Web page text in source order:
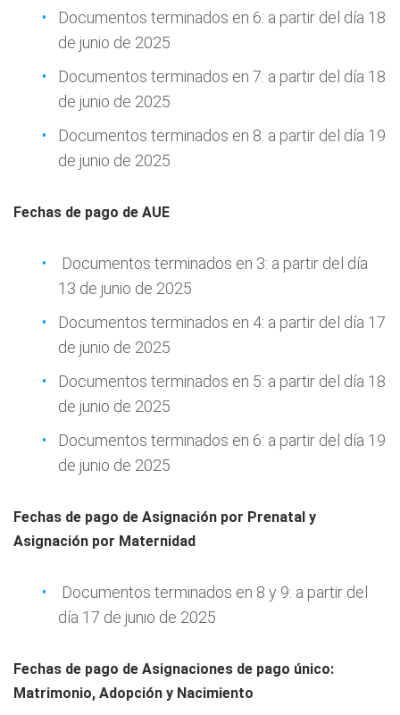
Documentos terminados en 6: a partir del día 18
de junio de 2025
Documentos terminados en 7: a partir del día 18
de junio de 2025
Documentos terminados en 8: a partir del día 19
de junio de 2025
Fechas de pago de AUE
Documentos terminados en 3: a partir del día
13 de junio de 2025
Documentos terminados en 4: a partir del día 17
de junio de 2025
Documentos terminados en 5: a partir del día 18
de junio de 2025
Documentos terminados en 6: a partir del día 19
de junio de 2025
Fechas de pago de Asignación por Prenatal y
Asignación por Maternidad
Documentos terminados en 8 y 9: a partir del
día 17 de junio de 2025
Fechas de pago de Asignaciones de pago único:
Matrimonio, Adopción y Nacimiento